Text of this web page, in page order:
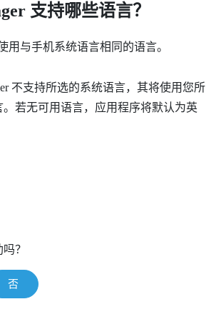
支持哪些语言？
用与手机系统语言相同的语言。
不支持所选的系统语言，其将使用您所
若无可用语言，应用程序将默认为英
？
否